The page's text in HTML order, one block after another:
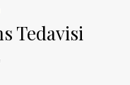
Tedavisi